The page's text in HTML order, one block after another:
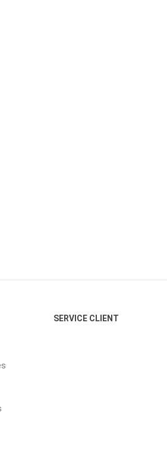
SERVICE CLIENT